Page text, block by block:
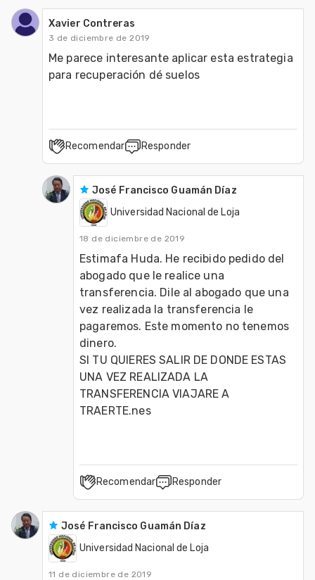
Xavier Contreras
3 de diciembre de 2019
Me parece interesante aplicar esta estrategia
para recuperación dé suelos
Recomendar Responder
José Francisco Guamán Díaz
Universidad Nacional de Loja
18 de diciembre de 2019
Estimafa Huda. He recibido pedido del
abogado que le realice una
transferencia. Dile al abogado que una
vez realizada la transferencia le
pagaremos. Este momento no tenemos
dinero.
SI TU QUIERES SALIR DE DONDE ESTAS
UNA VEZ REALIZADA LA
TRANSFERENCIA VIAJARE A
TRAERTE.nes
Recomendar Responder
José Francisco Guamán Díaz
Universidad Nacional de Loja
11 de diciembre de 2019